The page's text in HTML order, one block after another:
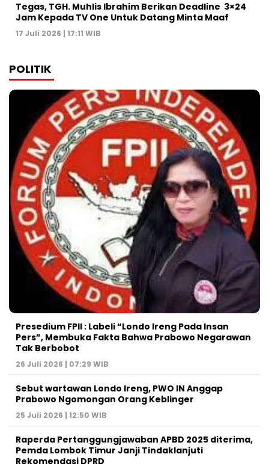
Tegas, TGH. Muhlis Ibrahim Berikan Deadline 3×24
Jam Kepada TV One Untuk Datang Minta Maaf
17 Juli 2026 | 17:11 WIB
POLITIK
Presedium FPII : Labeli “Londo Ireng Pada Insan
Pers”, Membuka Fakta Bahwa Prabowo Negarawan
Tak Berbobot
26 Juli 2026 | 07:29 WIB
Sebut wartawan Londo Ireng, PWO IN Anggap
Prabowo Ngomongan Orang Keblinger
25 Juli 2026 | 12:50 WIB
Raperda Pertanggungjawaban APBD 2025 diterima,
Pemda Lombok Timur Janji Tindaklanjuti
Rekomendasi DPRD